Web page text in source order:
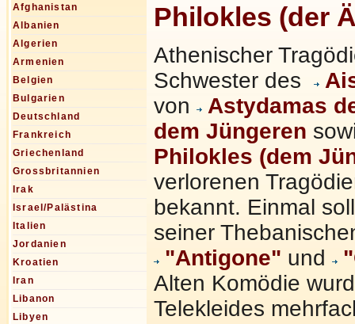
Afghanistan
Albanien
Algerien
Armenien
Belgien
Bulgarien
Deutschland
Frankreich
Griechenland
Grossbritannien
Irak
Israel/Palästina
Italien
Jordanien
Kroatien
Iran
Libanon
Libyen
Philokles (der
Athenischer
Schwester des
von
Astydamas
dem Jüngeren
Philokles (dem
verlorenen
bekannt. Einmal
seiner
"Antigone" und
Alten Komödie
Telekleides